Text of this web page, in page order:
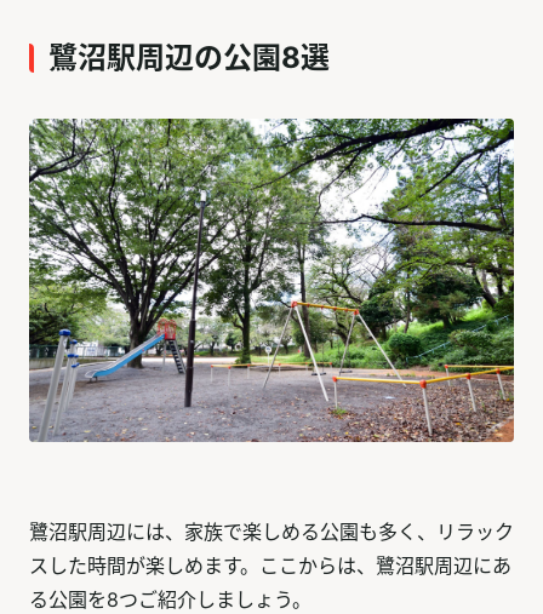
鷺沼駅周辺の公園8選
鷺沼駅周辺には、家族で楽しめる公園も多く、リラック
スした時間が楽しめます。ここからは、鷺沼駅周辺にあ
る公園を8つご紹介しましょう。